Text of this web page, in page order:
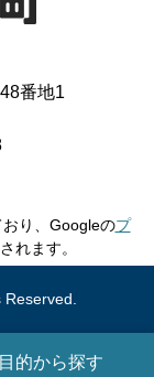
番地1
り、Googleのプ
れます。
目的から探す